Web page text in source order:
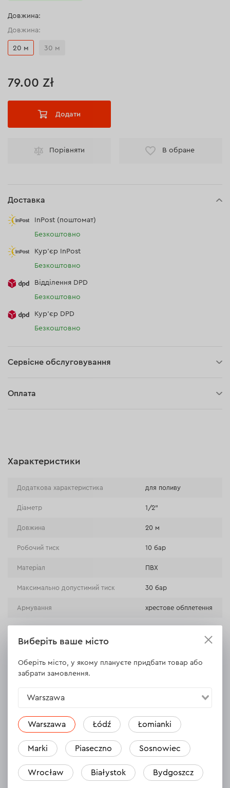
Довжина:
Довжина:
20 м 30 м
79.00 Zł
Додати
Порівняти В обране
Доставка
InPost (поштомат)
Безкоштовно
Кур'єр InPost
Безкоштовно
Відділення DPD
Безкоштовно
Кур’єр DPD
Безкоштовно
Сервісне обслуговування
Оплата
Оплата на розрахунковий рахунок (Традиційний переказ)
Характеристики
Додаткова характеристика для поливу
Діаметр 1/2"
Довжина 20 м
Робочий тиск 10 бар
Матеріал ПВХ
Максимально допустимий тиск 30 бар
Армування хрестове обплетення
ВСІ ХАРАКТЕРИСТИКИ
Залишити відгук
Ryszard
28.05.2024
zdecydowanie najmniej się skręca i fajnie układa. Polecam.
Виберіть ваше місто
Оберіть місто, у якому плануєте придбати товар або
забрати замовлення.
Warszawa
Warszawa Łódź Łomianki
Marki Piaseczno Sosnowiec
Wrocław Białystok Bydgoszcz